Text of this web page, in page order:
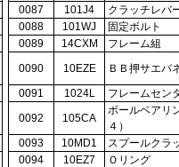
0087 101J4 クラッチレバ
0088 101WJ 固定ボルト
0089 14CXM フレーム組
0090 10EZE ＢＢ押サエバ
0091 1024L フレームセン
0092 105CA
ボールベアリ
４）
0093 10MD1 スプールクラ
0094 10EZ7 Ｏリング